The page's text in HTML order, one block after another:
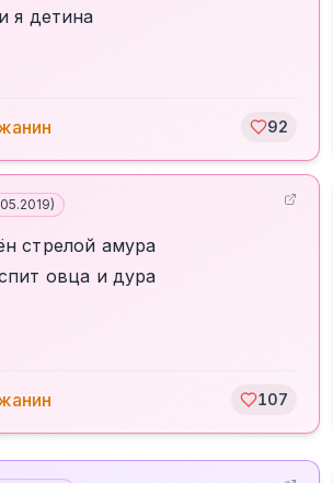
я детина
92
)
стрелой амура
овца и дура
107